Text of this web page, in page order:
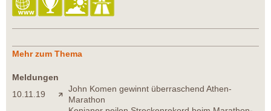
Mehr zum Thema
Meldungen
10.11.19
John Komen gewinnt überraschend Athen-
Marathon